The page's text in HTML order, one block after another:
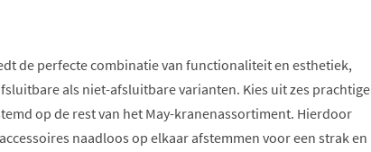
de perfecte combinatie van functionaliteit en esthetiek,
als niet-afsluitbare varianten. Kies uit zes prachtige
op de rest van het May-kranenassortiment. Hierdoor
naadloos op elkaar afstemmen voor een strak en